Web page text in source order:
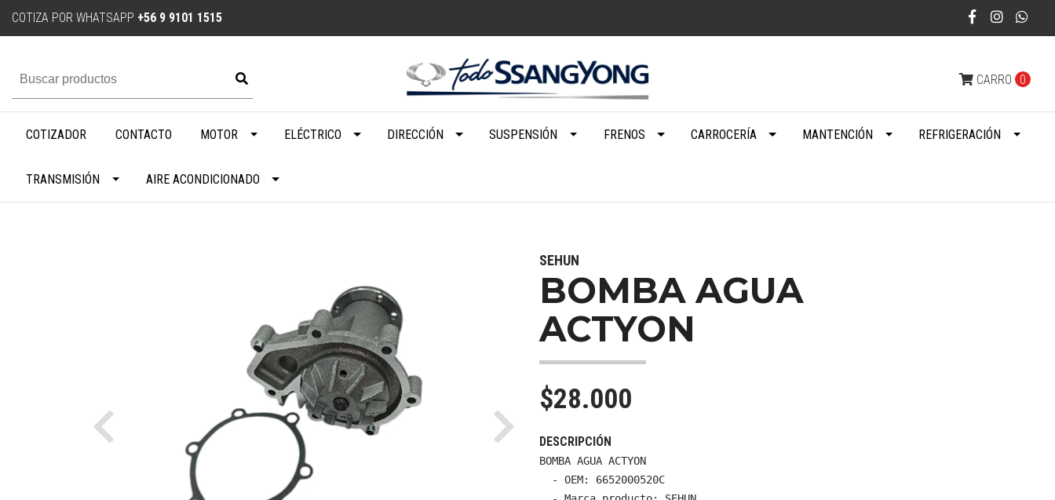
COTIZA POR WHATSAPP +56 9 9101 1515
CARRO 0
COTIZADOR CONTACTO MOTOR ELÉCTRICO DIRECCIÓN SUSPENSIÓN FRENOS CARROCERÍA MANTENCIÓN REFRIGERACIÓN
TRANSMISIÓN AIRE ACONDICIONADO
Previous Next
SEHUN
BOMBA AGUA
ACTYON
$28.000
DESCRIPCIÓN
BOMBA AGUA ACTYON
  - OEM: 6652000520C